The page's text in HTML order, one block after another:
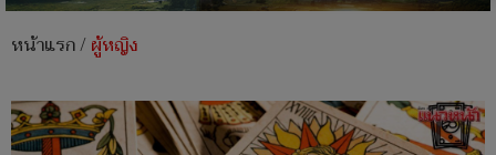
หน้าแรก/ผู้หญิง